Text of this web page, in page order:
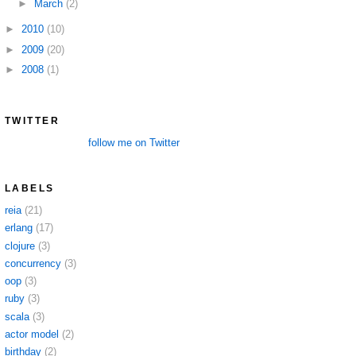
► March (2)
► 2010 (10)
► 2009 (20)
► 2008 (1)
TWITTER
follow me on Twitter
LABELS
reia (21)
erlang (17)
clojure (3)
concurrency (3)
oop (3)
ruby (3)
scala (3)
actor model (2)
birthday (2)